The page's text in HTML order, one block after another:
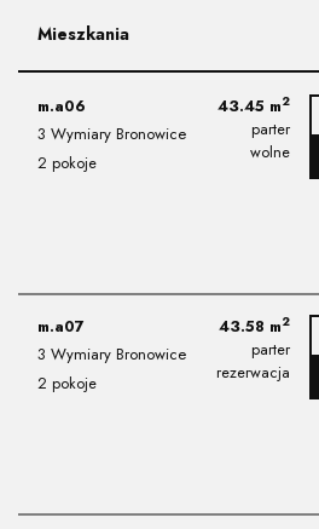
Mieszkania
m.a06
3 Wymiary Bronowice
2 pokoje
43.45 m2
parter
wolne
m.a07
3 Wymiary Bronowice
2 pokoje
43.58 m2
parter
rezerwacja